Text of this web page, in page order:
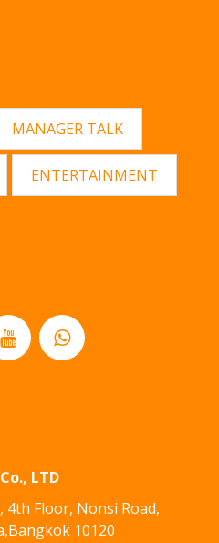
MANAGER TALK
ENTERTAINMENT
LTD
4th Floor, Nonsi Road,
10120